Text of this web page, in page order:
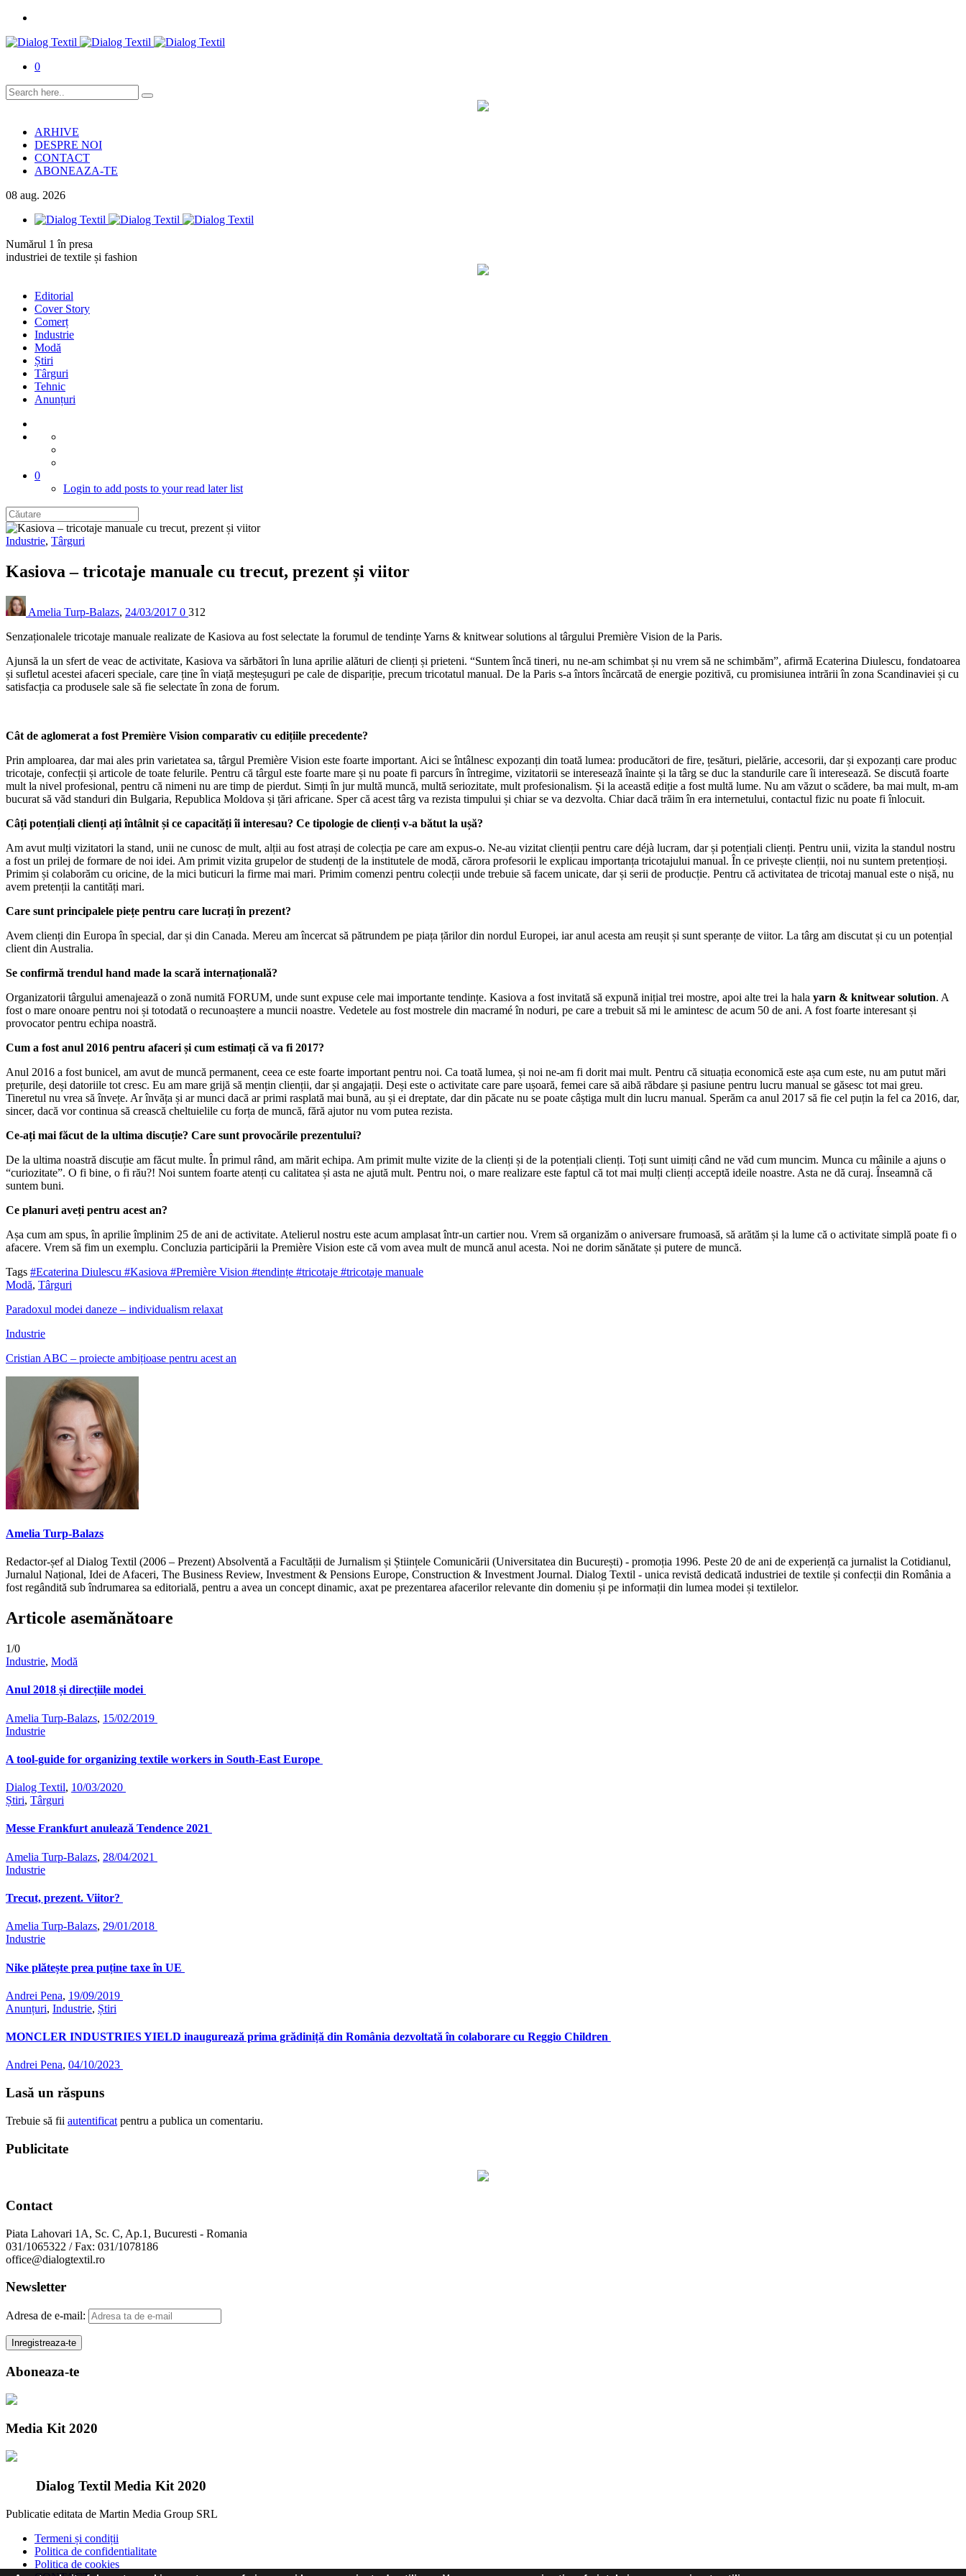
0
ARHIVE
DESPRE NOI
CONTACT
ABONEAZA-TE
08 aug. 2026
Numărul 1 în presa
industriei de textile și fashion
Editorial
Cover Story
Comerț
Industrie
Modă
Știri
Târguri
Tehnic
Anunțuri
0
Login to add posts to your read later list
Industrie, Târguri
Kasiova – tricotaje manuale cu trecut, prezent și viitor
Amelia Turp-Balazs, 24/03/2017 0 312
Senzaționalele tricotaje manuale realizate de Kasiova au fost selectate la forumul de tendințe Yarns & knitwear solutions al târgului Première Vision de la Paris.
Ajunsă la un sfert de veac de activitate, Kasiova va sărbători în luna aprilie alături de clienți și prieteni. “Suntem încă tineri, nu ne-am schimbat și nu vrem să ne schimbăm”, afirmă Ecaterina Diulescu, fondatoarea
și sufletul acestei afaceri speciale, care ține în viață meșteșuguri pe cale de dispariție, precum tricotatul manual. De la Paris s-a întors încărcată de energie pozitivă, cu promisiunea intrării în zona Scandinaviei și cu
satisfacția ca produsele sale să fie selectate în zona de forum.
Cât de aglomerat a fost Première Vision comparativ cu edițiile precedente?
Prin amploarea, dar mai ales prin varietatea sa, târgul Première Vision este foarte important. Aici se întâlnesc expozanți din toată lumea: producători de fire, țesături, pielărie, accesorii, dar și expozanți care produc
tricotaje, confecții și articole de toate felurile. Pentru că târgul este foarte mare și nu poate fi parcurs în întregime, vizitatorii se interesează înainte și la târg se duc la standurile care îi interesează. Se discută foarte
mult la nivel profesional, pentru că nimeni nu are timp de pierdut. Simți în jur multă muncă, multă seriozitate, mult profesionalism. Și la această ediție a fost multă lume. Nu am văzut o scădere, ba mai mult, m-am
bucurat să văd standuri din Bulgaria, Republica Moldova și țări africane. Sper că acest târg va rezista timpului și chiar se va dezvolta. Chiar dacă trăim în era internetului, contactul fizic nu poate fi înlocuit.
Câți potențiali clienți ați întâlnit și ce capacități îi interesau? Ce tipologie de clienți v-a bătut la ușă?
Am avut mulți vizitatori la stand, unii ne cunosc de mult, alții au fost atrași de colecția pe care am expus-o. Ne-au vizitat clienții pentru care déjà lucram, dar și potențiali clienți. Pentru unii, vizita la standul nostru
a fost un prilej de formare de noi idei. Am primit vizita grupelor de studenți de la institutele de modă, cărora profesorii le explicau importanța tricotajului manual. În ce privește clienții, noi nu suntem pretențioși.
Primim și colaborăm cu oricine, de la mici buticuri la firme mai mari. Primim comenzi pentru colecții unde trebuie să facem unicate, dar și serii de producție. Pentru că activitatea de tricotaj manual este o nișă, nu
avem pretenții la cantități mari.
Care sunt principalele piețe pentru care lucrați în prezent?
Avem clienți din Europa în special, dar și din Canada. Mereu am încercat să pătrundem pe piața țărilor din nordul Europei, iar anul acesta am reușit și sunt speranțe de viitor. La târg am discutat și cu un potențial
client din Australia.
Se confirmă trendul hand made la scară internațională?
Organizatorii târgului amenajează o zonă numită FORUM, unde sunt expuse cele mai importante tendințe. Kasiova a fost invitată să expună inițial trei mostre, apoi alte trei la hala yarn & knitwear solution. A
fost o mare onoare pentru noi și totodată o recunoaștere a muncii noastre. Vedetele au fost mostrele din macramé în noduri, pe care a trebuit să mi le amintesc de acum 50 de ani. A fost foarte interesant și
provocator pentru echipa noastră.
Cum a fost anul 2016 pentru afaceri și cum estimați că va fi 2017?
Anul 2016 a fost bunicel, am avut de muncă permanent, ceea ce este foarte important pentru noi. Ca toată lumea, și noi ne-am fi dorit mai mult. Pentru că situația economică este așa cum este, nu am putut mări
prețurile, deși datoriile tot cresc. Eu am mare grijă să mențin clienții, dar și angajații. Deși este o activitate care pare ușoară, femei care să aibă răbdare și pasiune pentru lucru manual se găsesc tot mai greu.
Tineretul nu vrea să învețe. Ar învăța și ar munci dacă ar primi rasplată mai bună, au și ei dreptate, dar din păcate nu se poate câștiga mult din lucru manual. Sperăm ca anul 2017 să fie cel puțin la fel ca 2016, dar,
sincer, dacă vor continua să crească cheltuielile cu forța de muncă, fără ajutor nu vom putea rezista.
Ce-ați mai făcut de la ultima discuție? Care sunt provocările prezentului?
De la ultima noastră discuție am făcut multe. În primul rând, am mărit echipa. Am primit multe vizite de la clienți și de la potențiali clienți. Toți sunt uimiți când ne văd cum muncim. Munca cu mâinile a ajuns o
“curiozitate”. O fi bine, o fi rău?! Noi suntem foarte atenți cu calitatea și asta ne ajută mult. Pentru noi, o mare realizare este faptul că tot mai mulți clienți acceptă ideile noastre. Asta ne dă curaj. Înseamnă că
suntem buni.
Ce planuri aveți pentru acest an?
Așa cum am spus, în aprilie împlinim 25 de ani de activitate. Atelierul nostru este acum amplasat într-un cartier nou. Vrem să organizăm o aniversare frumoasă, să arătăm și la lume că o activitate simplă poate fi o
afacere. Vrem să fim un exemplu. Concluzia participării la Première Vision este că vom avea mult de muncă anul acesta. Noi ne dorim sănătate și putere de muncă.
Tags #Ecaterina Diulescu #Kasiova #Première Vision #tendințe #tricotaje #tricotaje manuale
Modă, Târguri
Paradoxul modei daneze – individualism relaxat
Industrie
Cristian ABC – proiecte ambițioase pentru acest an
Amelia Turp-Balazs
Redactor-șef al Dialog Textil (2006 – Prezent) Absolventă a Facultății de Jurnalism și Științele Comunicării (Universitatea din București) - promoția 1996. Peste 20 de ani de experiență ca jurnalist la Cotidianul,
Jurnalul Național, Idei de Afaceri, The Business Review, Investment & Pensions Europe, Construction & Investment Journal. Dialog Textil - unica revistă dedicată industriei de textile și confecții din România a
fost regândită sub îndrumarea sa editorială, pentru a avea un concept dinamic, axat pe prezentarea afacerilor relevante din domeniu și pe informații din lumea modei și textilelor.
Articole asemănătoare
1/0
Industrie, Modă
Anul 2018 și direcțiile modei
Amelia Turp-Balazs, 15/02/2019
Industrie
A tool-guide for organizing textile workers in South-East Europe
Dialog Textil, 10/03/2020
Știri, Târguri
Messe Frankfurt anulează Tendence 2021
Amelia Turp-Balazs, 28/04/2021
Industrie
Trecut, prezent. Viitor?
Amelia Turp-Balazs, 29/01/2018
Industrie
Nike plătește prea puține taxe în UE
Andrei Pena, 19/09/2019
Anunțuri, Industrie, Știri
MONCLER INDUSTRIES YIELD inaugurează prima grădiniță din România dezvoltată în colaborare cu Reggio Children
Andrei Pena, 04/10/2023
Lasă un răspuns
Trebuie să fii autentificat pentru a publica un comentariu.
Publicitate
Contact
Piata Lahovari 1A, Sc. C, Ap.1, Bucuresti - Romania
031/1065322 / Fax: 031/1078186
office@dialogtextil.ro
Newsletter
Adresa de e-mail:
Aboneaza-te
Media Kit 2020
Dialog Textil Media Kit 2020
Publicatie editata de Martin Media Group SRL
Termeni și condiții
Politica de confidentialitate
Politica de cookies